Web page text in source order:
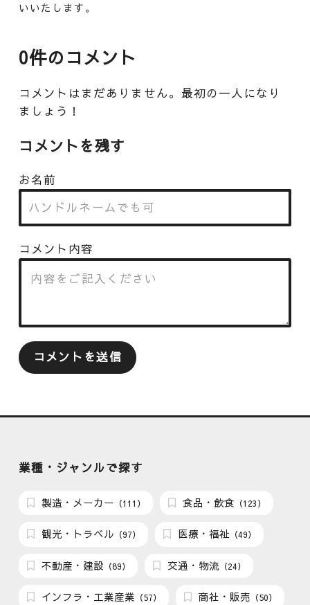
いいたします。
0件のコメント
コメントはまだありません。最初の一人になり
ましょう！
コメントを残す
お名前
コメント内容
業種・ジャンルで探す
製造・メーカー （111） 食品・飲食 （123）
観光・トラベル （97） 医療・福祉 （49）
不動産・建設 （89） 交通・物流 （24）
インフラ・工業産業 （57） 商社・販売 （50）